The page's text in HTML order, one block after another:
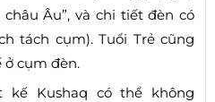
Âu”, và chi tiết đèn có
tách cụm). Tuổi Trẻ cũng
cụm đèn.
Kushaq có thể không